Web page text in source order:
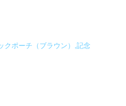
クポーチ（ブラウン）,記念